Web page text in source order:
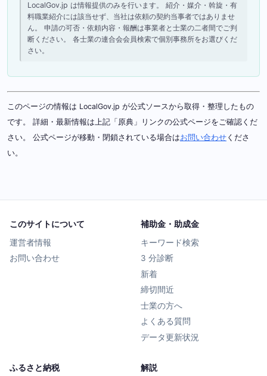
LocalGov.jp は情報提供のみを行います。 紹介・媒介・斡旋・有
料職業紹介には該当せず、当社は依頼の契約当事者ではありませ
ん。 申請の可否・依頼内容・報酬は事業者と士業の二者間でご判
断ください。 各士業の連合会会員検索で個別事務所をお選びくだ
さい。
このページの情報は LocalGov.jp が公式ソースから取得・整理したもの
です。 詳細・最新情報は上記「原典」リンクの公式ページをご確認くだ
さい。 公式ページが移動・閉鎖されている場合はお問い合わせ くださ
い。
このサイトについて
運営者情報
お問い合わせ
補助金・助成金
キーワード検索
3 分診断
新着
締切間近
士業の方へ
よくある質問
データ更新状況
ふるさと納税 解説